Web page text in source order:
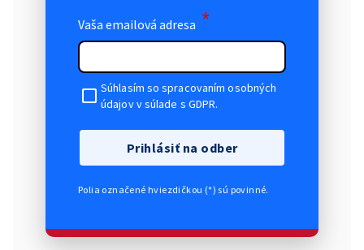
Vaša emailová adresa *
Súhlasím so spracovaním osobných
údajov v súlade s GDPR.
Prihlásiť na odber
Polia označené hviezdičkou (*) sú povinné.